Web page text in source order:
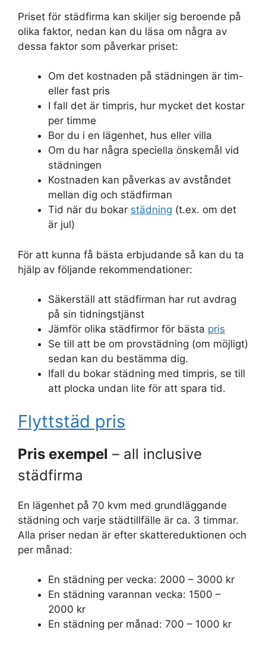
Priset för städfirma kan skiljer sig beroende på
olika faktor, nedan kan du läsa om några av
dessa faktor som påverkar priset:
Om det kostnaden på städningen är tim-
eller fast pris
I fall det är timpris, hur mycket det kostar
per timme
Bor du i en lägenhet, hus eller villa
Om du har några speciella önskemål vid
städningen
Kostnaden kan påverkas av avståndet
mellan dig och städfirman
Tid när du bokar städning (t.ex. om det
är jul)
För att kunna få bästa erbjudande så kan du ta
hjälp av följande rekommendationer:
Säkerställ att städfirman har rut avdrag
på sin tidningstjänst
Jämför olika städfirmor för bästa pris
Se till att be om provstädning (om möjligt)
sedan kan du bestämma dig.
Ifall du bokar städning med timpris, se till
att plocka undan lite för att spara tid.
Flyttstäd pris
Pris exempel – all inclusive
städfirma
En lägenhet på 70 kvm med grundläggande
städning och varje städtillfälle är ca. 3 timmar.
Alla priser nedan är efter skattereduktionen och
per månad:
En städning per vecka: 2000 – 3000 kr
En städning varannan vecka: 1500 –
2000 kr
En städning per månad: 700 – 1000 kr